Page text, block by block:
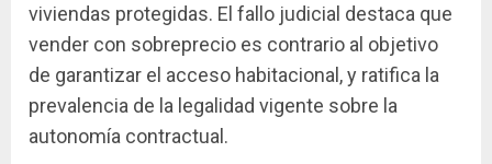
viviendas protegidas. El fallo judicial destaca que
vender con sobreprecio es contrario al objetivo
de garantizar el acceso habitacional, y ratifica la
prevalencia de la legalidad vigente sobre la
autonomía contractual.